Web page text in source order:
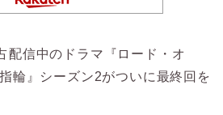
配信中のドラマ『ロード・オ
輪』シーズン2がついに最終回を